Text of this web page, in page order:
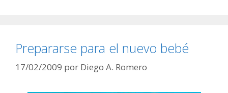
Prepararse para el nuevo bebé
17/02/2009 por Diego A. Romero